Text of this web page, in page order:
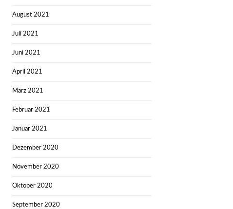
August 2021
Juli 2021
Juni 2021
April 2021
März 2021
Februar 2021
Januar 2021
Dezember 2020
November 2020
Oktober 2020
September 2020